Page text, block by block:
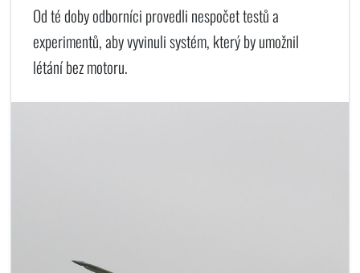
Od té doby odborníci provedli nespočet testů a
experimentů, aby vyvinuli systém, který by umožnil
létání bez motoru.